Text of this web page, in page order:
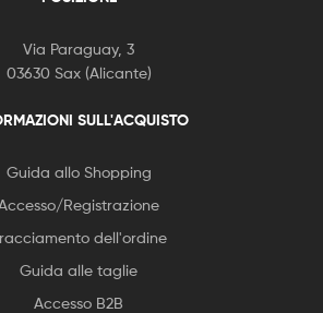
Via Paraguay, 3
03630 Sax (Alicante)
SULL'ACQUISTO
Guida allo Shopping
Registrazione
dell'ordine
Guida alle taglie
Accesso B2B